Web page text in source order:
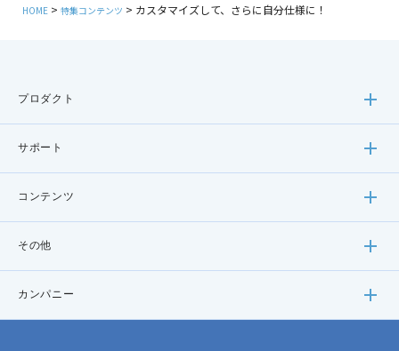
HOME 特集コンテンツ カスタマイズして、さらに自分仕様に！
プロダクト
サポート
コンテンツ
その他
カンパニー